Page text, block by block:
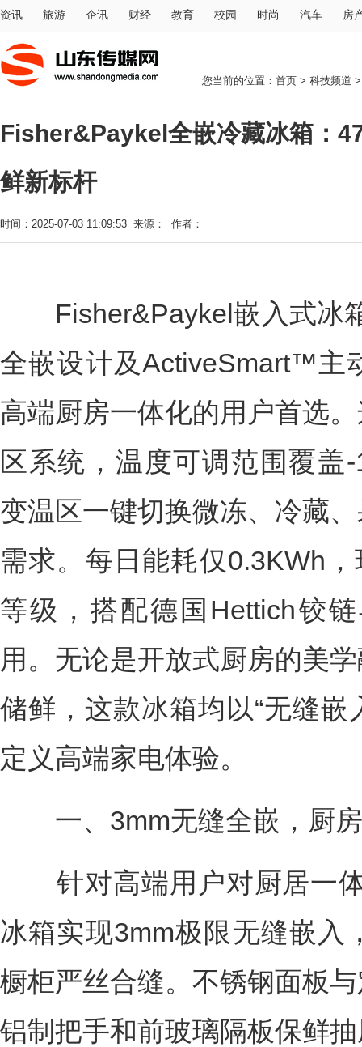
资讯 旅游 企讯 财经 教育 校园 时尚 汽车 房
您当前的位置： 首页 > 科技频道
Fisher&Paykel全嵌冷藏冰箱：
鲜新标杆
时间：2025-07-03 11:09:53 来源： 作者：
Fisher&Paykel嵌入式冰
全嵌设计及ActiveSmart™主
高端厨房一体化的用户首选
区系统，温度可调范围覆盖
变温区一键切换微冻、冷藏
需求。每日能耗仅0.3KWh
等级，搭配德国Hettich铰
用。无论是开放式厨房的美
储鲜，这款冰箱均以“无缝
定义高端家电体验。
一、3mm无缝全嵌，厨房
针对高端用户对厨居一体
冰箱实现3mm极限无缝嵌入
橱柜严丝合缝。不锈钢面板
铝制把手和前玻璃隔板保鲜